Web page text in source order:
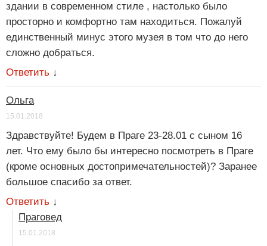
здании в современном стиле , настолько было
просторно и комфортно там находиться. Пожалуй
единственный минус этого музея в том что до него
сложно добраться.
Ответить ↓
Ольга
15.01.2018
Здравствуйте! Будем в Праге 23-28.01 с сыном 16
лет. Что ему было бы интересно посмотреть в Праге
(кроме основных достопримечательностей)? Заранее
большое спасибо за ответ.
Ответить ↓
Праговед
15.01.2018